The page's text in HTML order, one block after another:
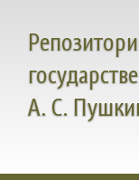
А. С.